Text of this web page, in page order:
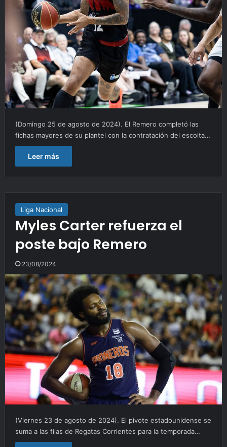
(Domingo 25 de agosto de 2024). El Remero completó las
fichas mayores de su plantel con la contratación del escolta…
Leer más
Liga Nacional
Myles Carter refuerza el
poste bajo Remero
23/08/2024
(Viernes 23 de agosto de 2024). El pivote estadounidense se
suma a las filas de Regatas Corrientes para la temporada…